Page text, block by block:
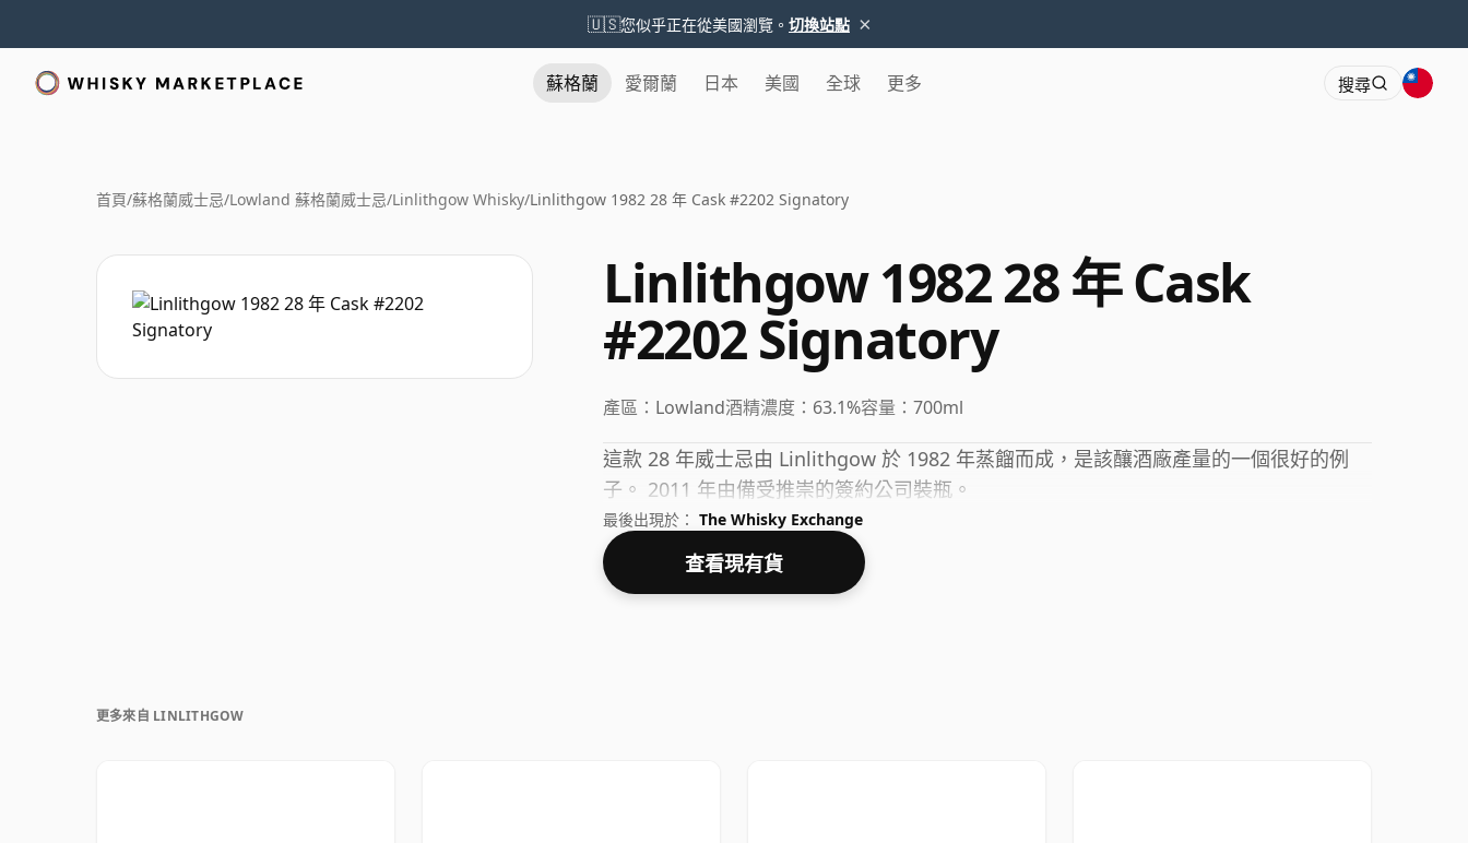
🇺🇸您似乎正在從美國瀏覽。 切換站點 ×
蘇格蘭 愛爾蘭 日本 美國 全球 更多 搜尋
首頁/蘇格蘭威士忌/Lowland 蘇格蘭威士忌/Linlithgow Whisky/Linlithgow 1982 28 年 Cask #2202 Signatory
Linlithgow 1982 28 年 Cask
#2202 Signatory
產區： Lowland酒精濃度： 63.1%容量： 700ml
這款 28 年威士忌由 Linlithgow 於 1982 年蒸餾而成，是該釀酒廠產量的一個很好的例
子。 2011 年由備受推崇的簽約公司裝瓶。
最後出現於： The Whisky Exchange
查看現有貨
更多來自 LINLITHGOW